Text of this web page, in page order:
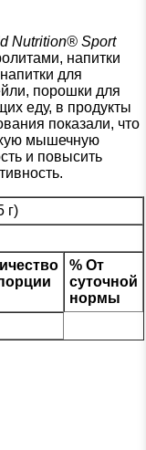
Nutrition® Sport
напитки
для
порошки для
еду, в продукты
показали, что
мышечную
и повысить
г)
% От
суточной
нормы